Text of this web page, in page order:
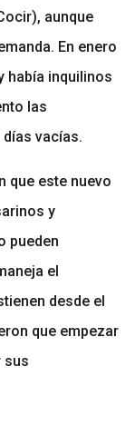
aunque
En enero
había inquilinos
las
vacías.
que este nuevo
y
pueden
el
desde el
que empezar
sus